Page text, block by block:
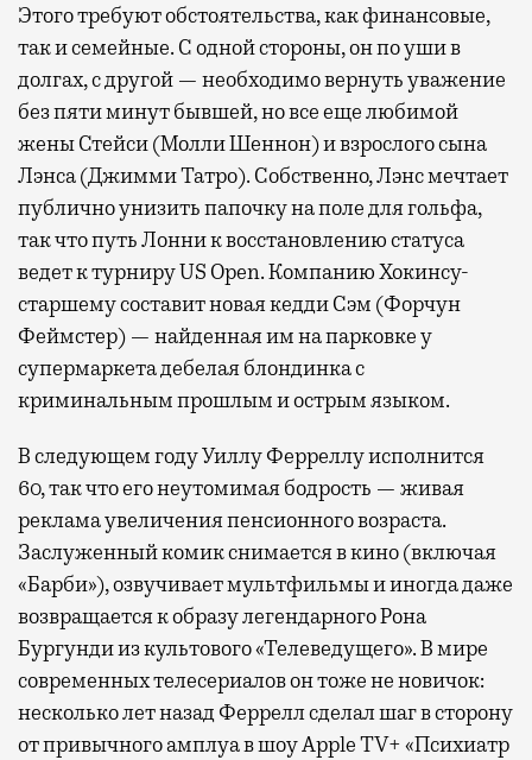
Этого требуют обстоятельства, как финансовые,
так и семейные. С одной стороны, он по уши в
долгах, с другой — необходимо вернуть уважение
без пяти минут бывшей, но все еще любимой
жены Стейси (Молли Шеннон) и взрослого сына
Лэнса (Джимми Татро). Собственно, Лэнс мечтает
публично унизить папочку на поле для гольфа,
так что путь Лонни к восстановлению статуса
ведет к турниру US Open. Компанию Хокинсу-
старшему составит новая кедди Сэм (Форчун
Феймстер) — найденная им на парковке у
супермаркета дебелая блондинка с
криминальным прошлым и острым языком.
В следующем году Уиллу Ферреллу исполнится
60, так что его неутомимая бодрость — живая
реклама увеличения пенсионного возраста.
Заслуженный комик снимается в кино (включая
«Барби»), озвучивает мультфильмы и иногда даже
возвращается к образу легендарного Рона
Бургунди из культового «Телеведущего». В мире
современных телесериалов он тоже не новичок:
несколько лет назад Феррелл сделал шаг в сторону
от привычного амплуа в шоу Apple TV+ «Психиатр